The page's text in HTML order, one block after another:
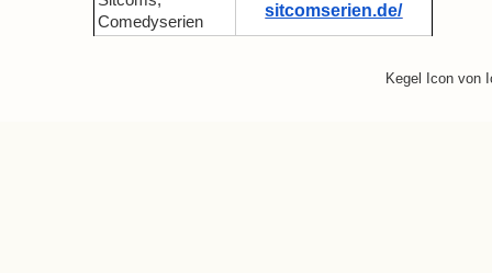
Comedyserien
sitcomserien.de/
Kegel Icon von